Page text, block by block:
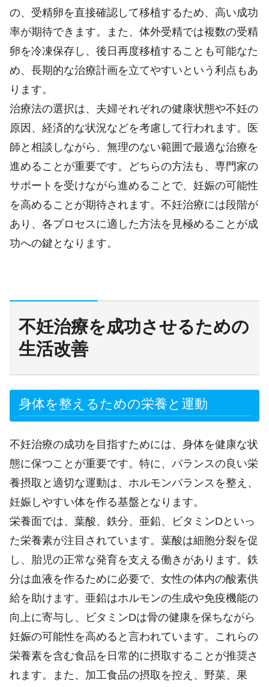
の、受精卵を直接確認して移植するため、高い成功
率が期待できます。また、体外受精では複数の受精
卵を冷凍保存し、後日再度移植することも可能なた
め、長期的な治療計画を立てやすいという利点もあ
ります。
治療法の選択は、夫婦それぞれの健康状態や不妊の
原因、経済的な状況などを考慮して行われます。医
師と相談しながら、無理のない範囲で最適な治療を
進めることが重要です。どちらの方法も、専門家の
サポートを受けながら進めることで、妊娠の可能性
を高めることが期待されます。不妊治療には段階が
あり、各プロセスに適した方法を見極めることが成
功への鍵となります。
不妊治療を成功させるための
生活改善
身体を整えるための栄養と運動
不妊治療の成功を目指すためには、身体を健康な状
態に保つことが重要です。特に、バランスの良い栄
養摂取と適切な運動は、ホルモンバランスを整え、
妊娠しやすい体を作る基盤となります。
栄養面では、葉酸、鉄分、亜鉛、ビタミンDといっ
た栄養素が注目されています。葉酸は細胞分裂を促
し、胎児の正常な発育を支える働きがあります。鉄
分は血液を作るために必要で、女性の体内の酸素供
給を助けます。亜鉛はホルモンの生成や免疫機能の
向上に寄与し、ビタミンDは骨の健康を保ちながら
妊娠の可能性を高めると言われています。これらの
栄養素を含む食品を日常的に摂取することが推奨さ
れます。また、加工食品の摂取を控え、野菜、果